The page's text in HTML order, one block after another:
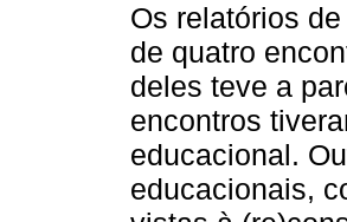
Os relatórios
de quatro
deles teve a
encontros
educacional.
educacionais,